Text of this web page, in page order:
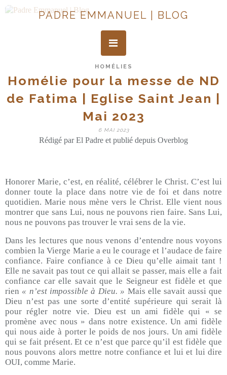
PADRE EMMANUEL | BLOG
HOMÉLIES
Homélie pour la messe de ND
de Fatima | Eglise Saint Jean |
Mai 2023
6 MAI 2023
Rédigé par El Padre et publié depuis Overblog
Honorer Marie, c’est, en réalité, célébrer le Christ. C’est lui
donner toute la place dans notre vie de foi et dans notre
quotidien. Marie nous mène vers le Christ. Elle vient nous
montrer que sans Lui, nous ne pouvons rien faire. Sans Lui,
nous ne pouvons pas trouver le vrai sens de la vie.
Dans les lectures que nous venons d’entendre nous voyons
combien la Vierge Marie a eu le courage et l’audace de faire
confiance. Faire confiance à ce Dieu qu’elle aimait tant !
Elle ne savait pas tout ce qui allait se passer, mais elle a fait
confiance car elle savait que le Seigneur est fidèle et que
rien « n’est impossible à Dieu. » Mais elle savait aussi que
Dieu n’est pas une sorte d’entité supérieure qui serait là
pour régler notre vie. Dieu est un ami fidèle qui « se
promène avec nous » dans notre existence. Un ami fidèle
qui nous aide à porter le poids de nos jours. Un ami fidèle
qui se fait présent. Et ce n’est que parce qu’il est fidèle que
nous pouvons alors mettre notre confiance et lui et lui dire
OUI, comme Marie.